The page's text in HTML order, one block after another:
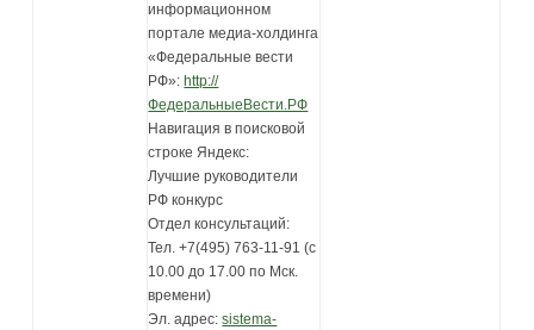
информационном
портале медиа-холдинга
«Федеральные вести
РФ»: http://
ФедеральныеВести.РФ
Навигация в поисковой
строке Яндекс:
Лучшие руководители
РФ конкурс
Отдел консультаций:
Тел. +7(495) 763-11-91 (с
10.00 до 17.00 по Мск.
времени)
Эл. адрес:sistema-